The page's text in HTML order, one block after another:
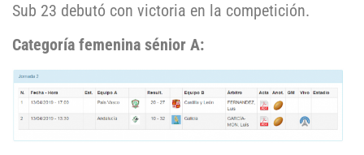
Sub 23 debutó con victoria en la competición.
Categoría femenina sénior A: